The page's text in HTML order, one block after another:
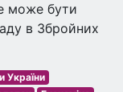
може бути
в Збройних
України